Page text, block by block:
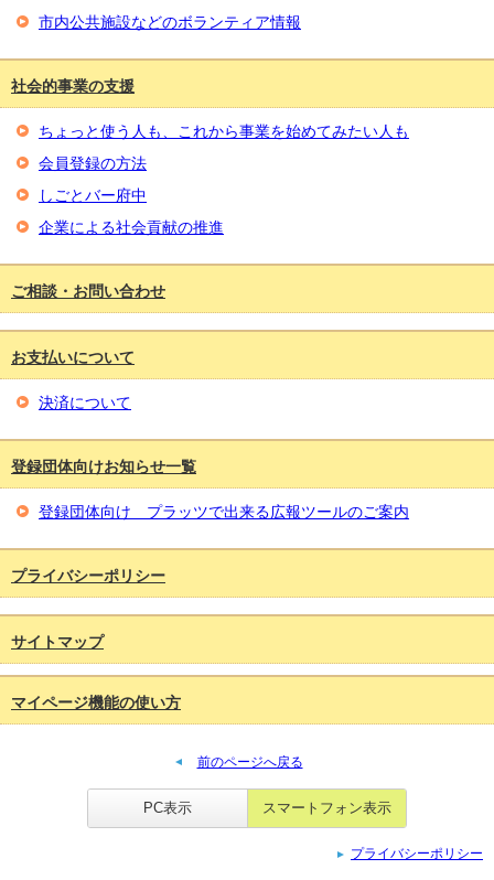
市内公共施設などのボランティア情報
社会的事業の支援
ちょっと使う人も、これから事業を始めてみたい人も
会員登録の方法
しごとバー府中
企業による社会貢献の推進
ご相談・お問い合わせ
お支払いについて
決済について
登録団体向けお知らせ一覧
登録団体向け プラッツで出来る広報ツールのご案内
プライバシーポリシー
サイトマップ
マイページ機能の使い方
前のページへ戻る
PC表示 スマートフォン表示
プライバシーポリシー